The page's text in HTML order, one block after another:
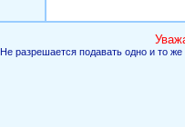
Не разрешается подавать одно и то